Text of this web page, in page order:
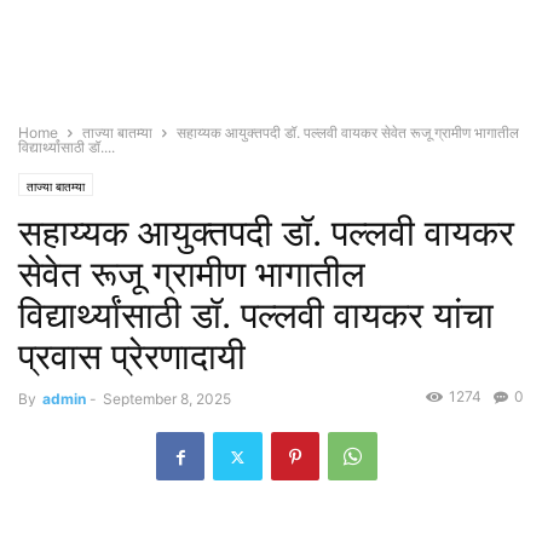
Home ताज्या बातम्या
सहाय्यक आयुक्तपदी डॉ. पल्लवी वायकर सेवेत रूजू ग्रामीण भागातील
विद्यार्थ्यांसाठी डॉ....
ताज्या बातम्या
सहाय्यक आयुक्तपदी डॉ. पल्लवी वायकर
सेवेत रूजू ग्रामीण भागातील
विद्यार्थ्यांसाठी डॉ. पल्लवी वायकर यांचा
प्रवास प्रेरणादायी
By admin - September 8, 2025 0
1274